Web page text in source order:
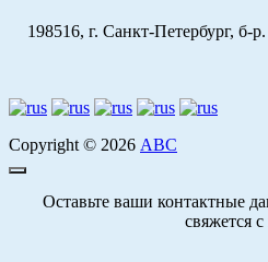
198516, г. Санкт-Петербург, б-
Copyright © 2026 АВС
Оставьте ваши контактные
свяжется